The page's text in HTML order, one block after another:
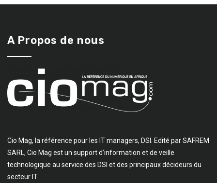
A Propos de nous
Cio Mag, la référence pour les IT managers, DSI. Edité par SAFREM
SARL, Cio Mag est un support d’information et de veille
technologique au service des DSI et des principaux décideurs du
secteur IT.